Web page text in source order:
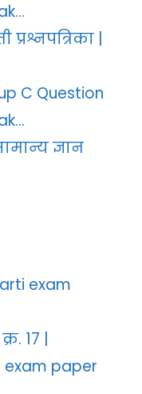
|
C Question
ज्ञान
exam
17 |
exam paper